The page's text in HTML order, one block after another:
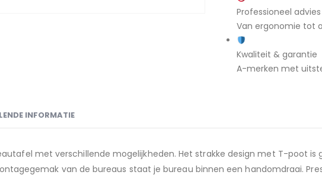
Professioneel advies
Van ergonomie tot
Kwaliteit & garantie
A-merken met
INFORMATIE
met verschillende mogelijkheden. Het strakke design met T-poot
van de bureaus staat je bureau binnen een handomdraai.